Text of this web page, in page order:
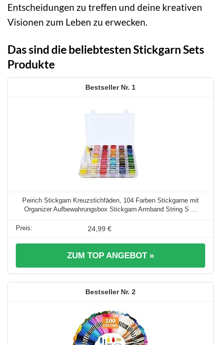
Entscheidungen zu treffen und deine kreativen
Visionen zum Leben zu erwecken.
Das sind die beliebtesten Stickgarn Sets
Produkte
1
Peirich Stickgarn Kreuzstichfäden, 104 Farben Stickgarne mit
Organizer Aufbewahrungsbox Stickgarn Armband String S ...
24,99 €
ZUM TOP ANGEBOT »
2